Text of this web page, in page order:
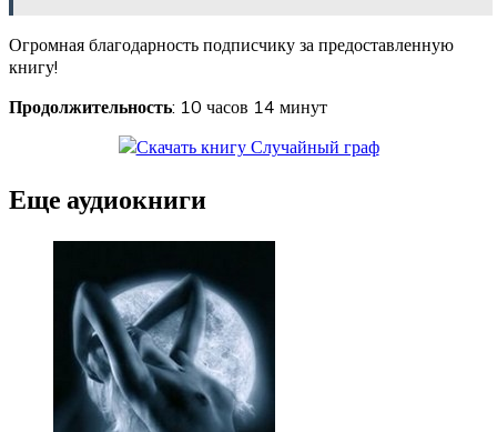
Огромная благодарность подписчику за предоставленную
книгу!
Продолжительность: 10 часов 14 минут
Еще аудиокниги